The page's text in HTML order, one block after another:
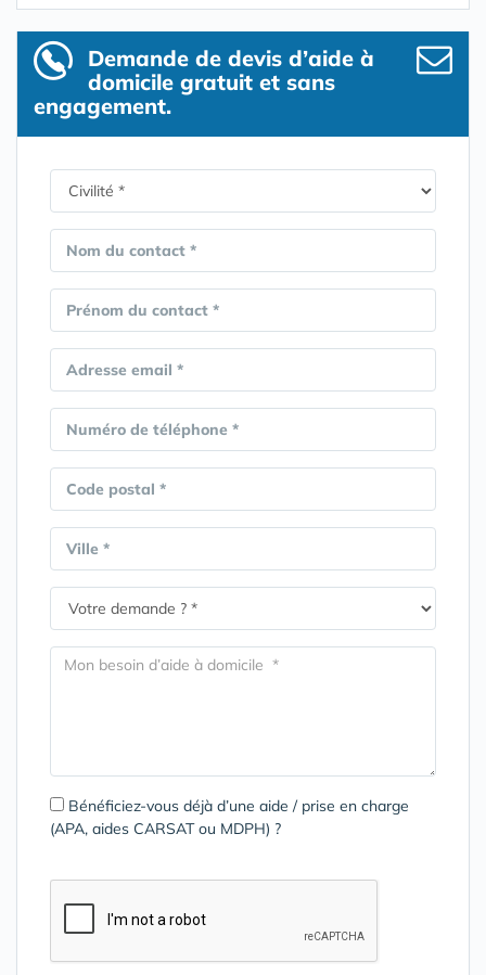
Demande de devis d’aide à
domicile gratuit et sans
engagement.
Nom du contact *
Prénom du contact *
Adresse email *
Numéro de téléphone *
Code postal *
Ville *
Bénéficiez-vous déjà d’une aide / prise en charge
(APA, aides CARSAT ou MDPH) ?